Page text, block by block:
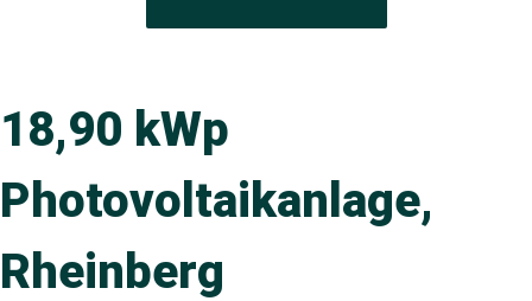
18,90 kWp
Photovoltaikanlage,
Rheinberg